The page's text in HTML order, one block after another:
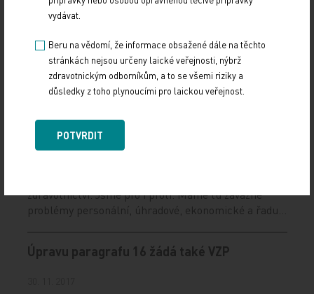
4. 12. 2017
pražském IKEM biokompatibilní umělé srdce. Při
operaci na konci listopadu byla pacientovi s…
„Cost‑sharing“ a „risk‑sharing“ Aneb proč do
farmaceutické firmy, které krizi nemají?
zdravotnictví. Jsme pro i proti. Máme tu závažné
problémy personální, úhradové, ekonomické a řadu…
Úpravu paragrafu 16 žádá také VZP
vydávat.
Beru na vědomí, že informace obsažené dále na těchto
stránkách nejsou určeny laické veřejnosti, nýbrž
zdravotnickým odborníkům, a to se všemi riziky a
důsledky z toho plynoucími pro laickou veřejnost.
POTVRDIT